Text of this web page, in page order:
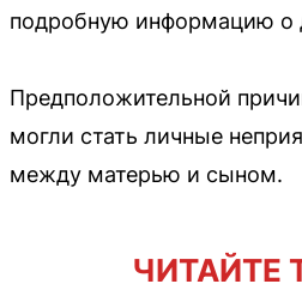
подробную информацию о
Предположительной
могли стать личные
между матерью и сыном.
ЧИТАЙТЕ